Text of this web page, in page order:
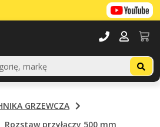
GRZEWCZA
Rozstaw przyłączy 500 mm